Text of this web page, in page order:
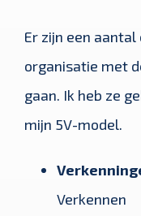
Er zijn een
organisatie met
gaan. Ik heb ze
mijn 5V-model.
Verkennen